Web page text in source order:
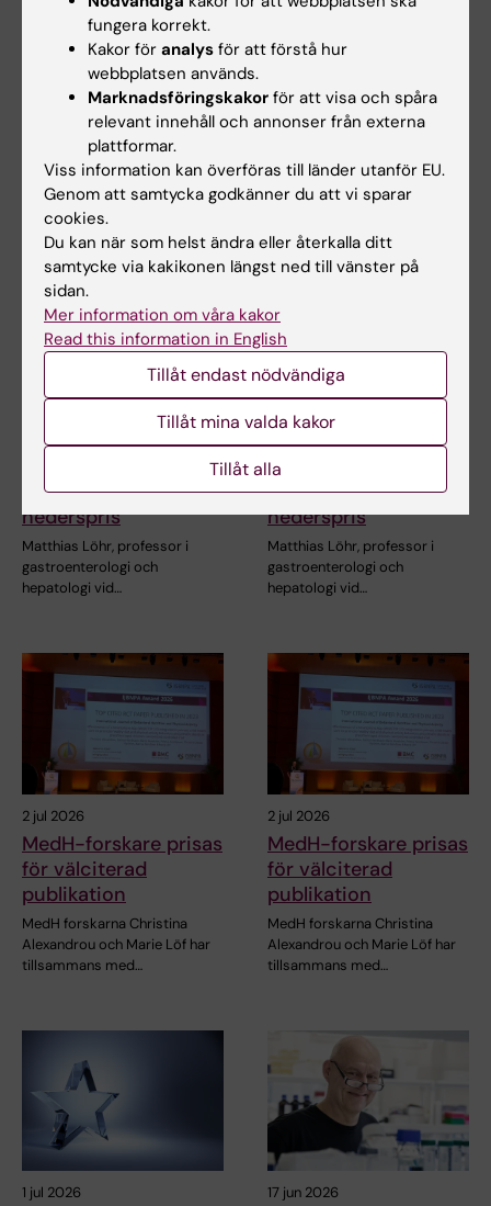
KI:s kulturdag
KI:s kulturråd
KI:s kulturpris 2020
Relaterade artiklar
CLINTEC-professor
internationellt
hederspris
Matthias Löhr, professor i
gastroenterologi och
hepatologi vid…
3 jul 2026
CLINTEC-professor
tilldelas
internationellt
hederspris
Matthias Löhr, professor i
gastroenterologi och
hepatologi vid…
2 jul 2026
MedH-forskare prisas
för välciterad
publikation
MedH forskarna Christina
Alexandrou och Marie Löf har
tillsammans med…
2 jul 2026
MedH-forskare prisas
för välciterad
publikation
MedH forskarna Christina
Alexandrou och Marie Löf har
tillsammans med…
1 jul 2026 17 jun 2026
fungera korrekt.
Kakor för analys för att förstå hur
webbplatsen används.
Marknadsföringskakor för att visa och spåra
relevant innehåll och annonser från externa
plattformar.
Viss information kan överföras till länder utanför EU.
Genom att samtycka godkänner du att vi sparar
cookies.
Du kan när som helst ändra eller återkalla ditt
samtycke via kakikonen längst ned till vänster på
sidan.
Mer information om våra kakor
Read this information in English
Tillåt endast nödvändiga
Tillåt mina valda kakor
Tillåt alla